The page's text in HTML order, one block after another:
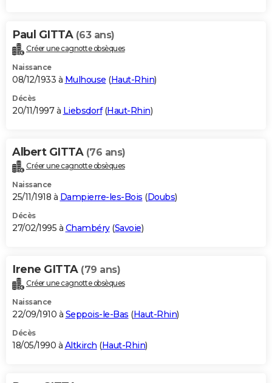
Paul GITTA (63 ans)
Créer une cagnotte obsèques
Naissance
08/12/1933 à Mulhouse (Haut-Rhin)
Décès
20/11/1997 à Liebsdorf(Haut-Rhin)
Albert GITTA (76 ans)
Créer une cagnotte obsèques
Naissance
25/11/1918 à Dampierre-les-Bois (Doubs)
Décès
27/02/1995 à Chambéry(Savoie)
Irene GITTA (79 ans)
Créer une cagnotte obsèques
Naissance
22/09/1910 à Seppois-le-Bas (Haut-Rhin)
Décès
18/05/1990 à Altkirch (Haut-Rhin)